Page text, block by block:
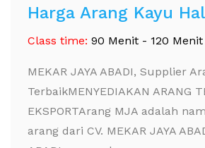
Harga Arang Kayu
Class time: 90 Menit - 120 Menit
MEKAR JAYA ABADI, Supplier
TerbaikMENYEDIAKAN ARANG
EKSPORTArang MJA adalah
arang dari CV. MEKAR JAYA